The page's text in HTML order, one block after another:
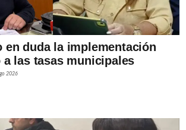
en duda la implementación
a las tasas municipales
2026